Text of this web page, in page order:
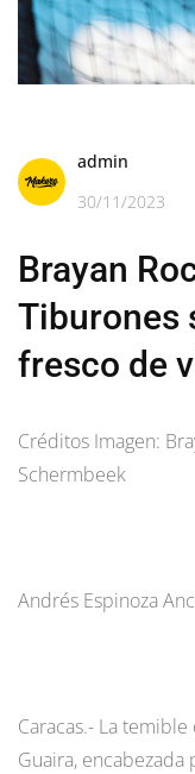
admin
30/11/2023
Brayan
Tiburones
fresco de
Créditos Imagen:
Schermbeek
Andrés Espinoza
Caracas.- La
Guaira, encabezada